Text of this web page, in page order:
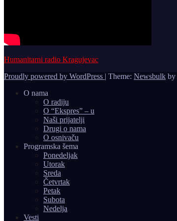
Humanitarni radio Kragujevac
Proudly powered by WordPress | Theme: Newsbulk by
O nama
O radiju
O “Ekspres” – u
Naši prijatelji
Drugi o nama
O osnivaču
Programska šema
Ponedeljak
Utorak
Sreda
Četvrtak
Petak
Subota
Nedelja
Vesti